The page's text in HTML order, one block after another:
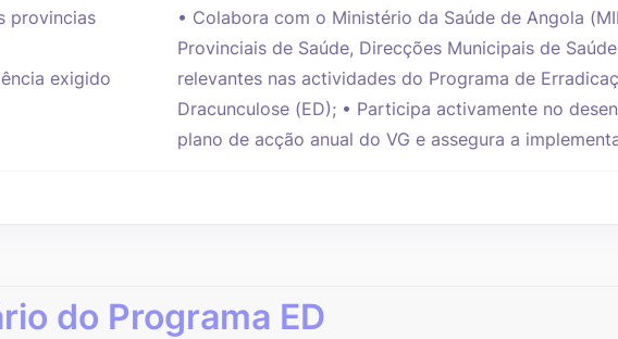
provincias
exigido
• Colabora com o Ministério da Saúde de Angola
Provinciais de Saúde, Direcções Municipais de
relevantes nas actividades do Programa de
Dracunculose (ED); • Participa activamente no
plano de acção anual do VG e assegura a
do Programa ED